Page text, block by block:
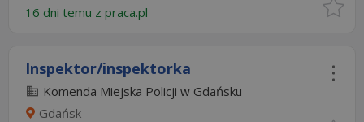
16 dni temu z praca.pl
Inspektor/inspektorka
Komenda Miejska Policji w Gdańsku
Gdańsk